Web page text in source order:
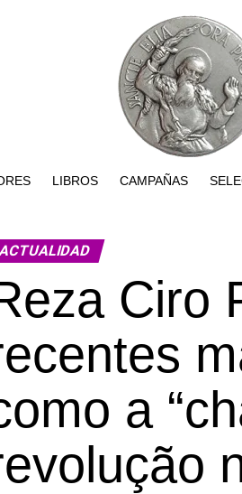
LIBROS CAMPAÑAS
Ciro
a